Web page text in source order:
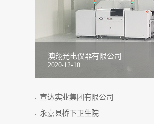
澳翔光电仪器有限公司
2020-12-10
宣达实业集团有限公司
永嘉县桥下卫生院